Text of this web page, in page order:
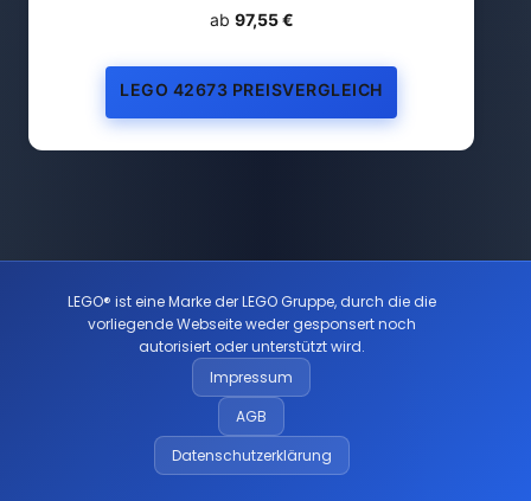
ab 97,55 €
LEGO 42673 PREISVERGLEICH
LEGO® ist eine Marke der LEGO Gruppe, durch die die
vorliegende Webseite weder gesponsert noch
autorisiert oder unterstützt wird.
Impressum
AGB
Datenschutzerklärung